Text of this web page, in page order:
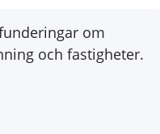
om
och fastigheter.